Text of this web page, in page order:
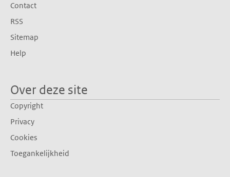
Contact
RSS
Sitemap
Help
Over deze site
Copyright
Privacy
Cookies
Toegankelijkheid